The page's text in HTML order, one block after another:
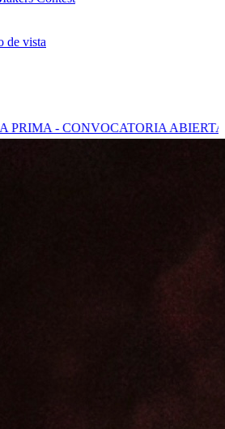
de vista
- CONVOCATORIA ABIERTA 2026